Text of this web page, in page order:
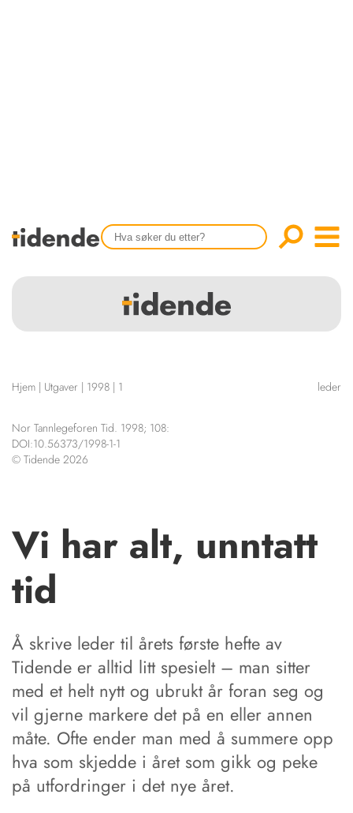
Tidligere utgaver
HENVISNINGER
KURSKALENDER
STILLINGER
KJØP & SALG
KONTAKT
Hjem | Utgaver | 1998 | 1 leder
Nor Tannlegeforen Tid. 1998; 108:
DOI:10.56373/1998-1-1
© Tidende 2026
Vi har alt, unntatt
tid
Å skrive leder til årets første hefte av
Tidende er alltid litt spesielt – man sitter
med et helt nytt og ubrukt år foran seg og
vil gjerne markere det på en eller annen
måte. Ofte ender man med å summere opp
hva som skjedde i året som gikk og peke
på utfordringer i det nye året.